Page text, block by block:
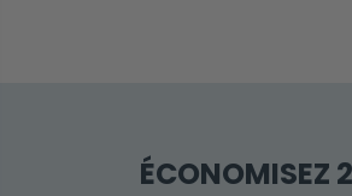
ÉCONOMISEZ